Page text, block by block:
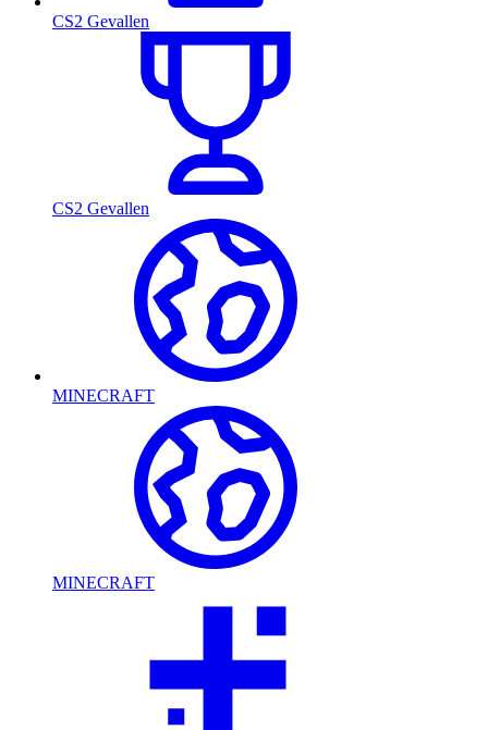
CS2 Gevallen
CS2 Gevallen
MINECRAFT
MINECRAFT